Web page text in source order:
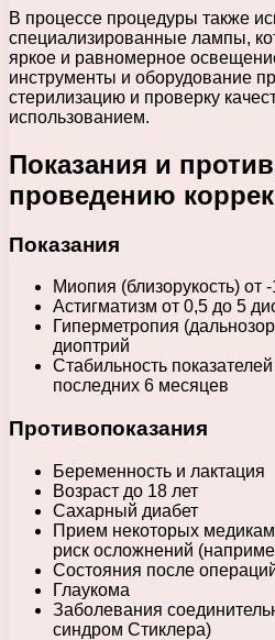
В процессе процедуры также
специализированные лампы,
яркое и равномерное
инструменты и оборудование
стерилизацию и проверку
использованием.
Показания и
проведению
Показания
Миопия (близорукость) от
Астигматизм от 0,5 до 5
Гиперметропия
диоптрий
Стабильность
последних 6 месяцев
Противопоказания
Беременность и лактация
Возраст до 18 лет
Сахарный диабет
Прием некоторых
риск осложнений
Состояния после
Глаукома
Заболевания
синдром Стиклера)